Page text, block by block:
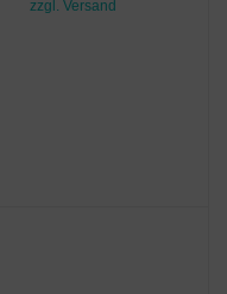
zzgl. Versand